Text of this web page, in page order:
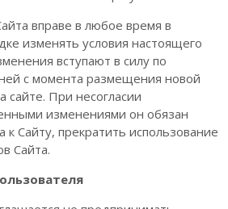
вправе в любое время в
изменять условия настоящего
вступают в силу по
с момента размещения новой
сайте. При несогласии
изменениями он обязан
к Сайту, прекратить использование
Сайта.